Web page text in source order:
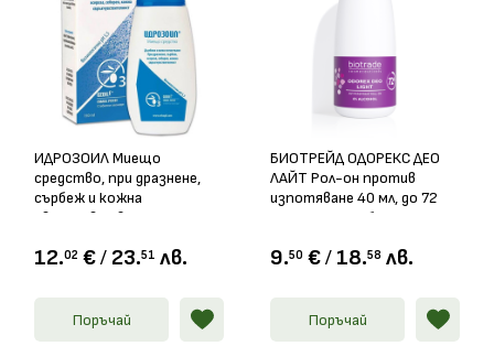
ИДРОЗОИЛ Миещо
средство, при дразнене,
сърбеж и кожна
свръхчувствителност
12.02 €/ 23.51 лв.
Поръчай
БИОТРЕЙД ОДОРЕКС ДЕО
ЛАЙТ Рол-он против
изпотяване 40 мл, до 72
часа защита, без алкохол
9.50 €/ 18.58 лв.
Поръчай